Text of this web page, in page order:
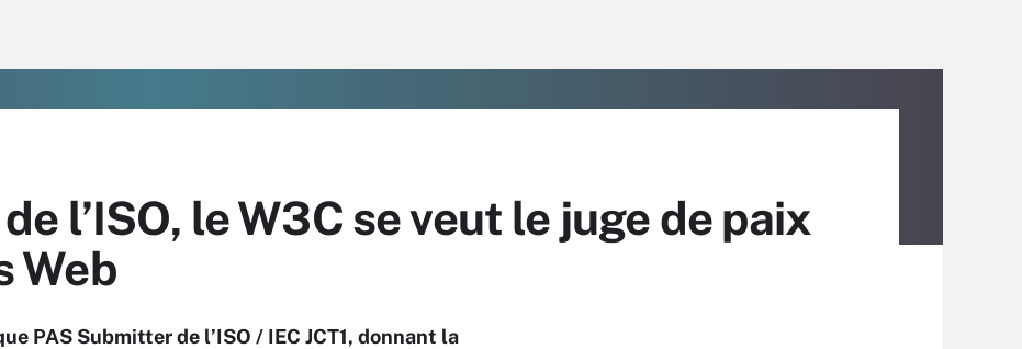
l’ISO, le W3C se veut le juge de paix
Web
PAS Submitter de l’ISO / IEC JCT1, donnant la